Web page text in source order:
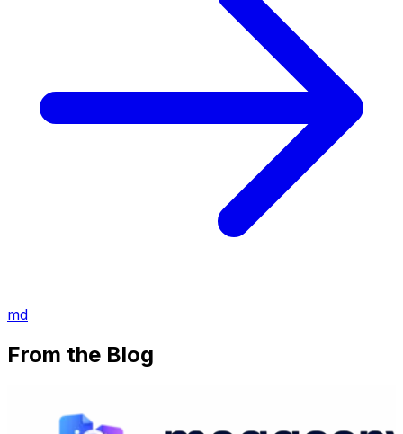
md
From the Blog